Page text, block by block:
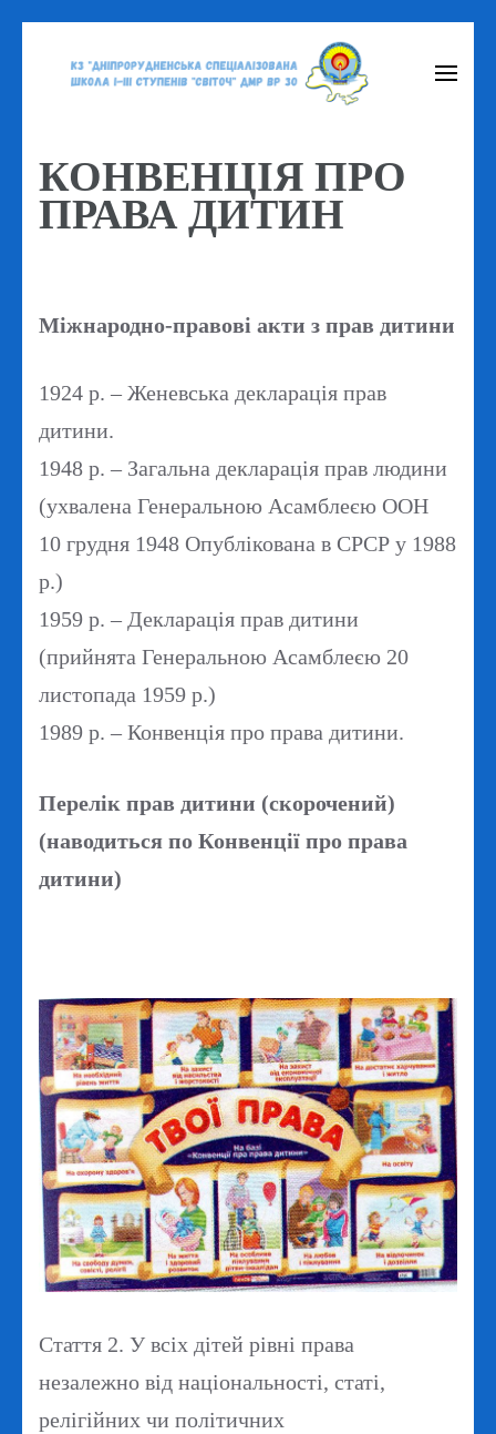
Enter)
КОНВЕНЦІЯ ПРО
ПРАВА ДИТИН
Міжнародно-правові акти з прав дитини
1924 р. – Женевська декларація прав
дитини.
1948 р. – Загальна декларація прав людини
(ухвалена Генеральною Асамблеєю ООН
10 грудня 1948 Опублікована в СРСР у 1988
р.)
1959 р. – Декларація прав дитини
(прийнята Генеральною Асамблеєю 20
листопада 1959 р.)
1989 р. – Конвенція про права дитини.
Перелік прав дитини (скорочений)
(наводиться по Конвенції про права
дитини)
Стаття 2. У всіх дітей рівні права
незалежно від національності, статі,
релігійних чи політичних